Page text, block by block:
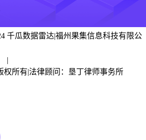
千瓜数据雷达|福州果集信息科技有限公
|
权所有|法律顾问：垦丁律师事务所